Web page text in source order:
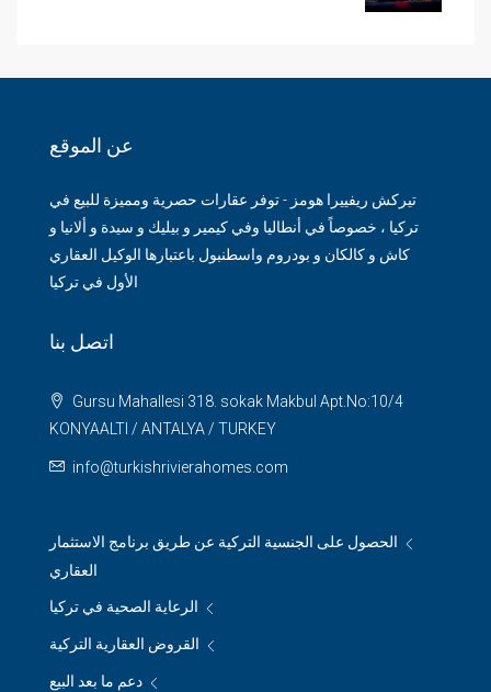
عن الموقع
تيركش ريفييرا هومز - توفر عقارات حصرية ومميزة للبيع في
تركيا ، خصوصاً في أنطاليا وفي كيمير و بيليك و سيدة و ألانيا و
كاش و كالكان و بودروم واسطنبول باعتبارها الوكيل العقاري
الأول في تركيا
اتصل بنا
Gursu Mahallesi 318. sokak Makbul Apt.No:10/4
KONYAALTI / ANTALYA / TURKEY
info@turkishrivierahomes.com
الحصول على الجنسية التركية عن طريق برنامج الاستثمار
العقاري
الرعاية الصحية في تركيا
القروض العقارية التركية
دعم ما بعد البيع